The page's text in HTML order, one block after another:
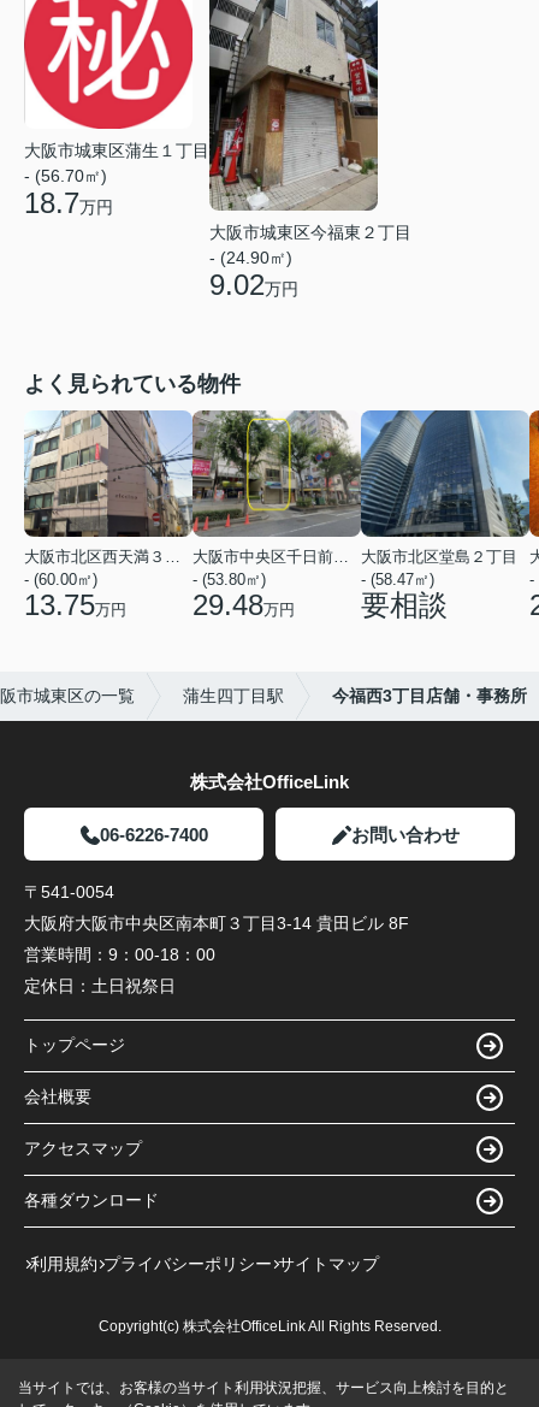
大阪市城東区蒲生１丁目
- (56.70㎡)
18.7万円
大阪市城東区今福東２丁目
- (24.90㎡)
9.02万円
よく見られている物件
- (60.00㎡)
13.75万円
- (53.80㎡)
29.48万円
大阪市北区堂島２丁目
- (58.47㎡)
要相談
-
市城東区の一覧 蒲生四丁目駅 今福西3丁目店舗・事務所
株式会社OfficeLink
06-6226-7400 お問い合わせ
〒541-0054
大阪府大阪市中央区南本町３丁目3-14 貴田ビル 8F
営業時間： 9：00-18：00
定休日： 土日祝祭日
トップページ
会社概要
アクセスマップ
各種ダウンロード
利用規約 プライバシーポリシー サイトマップ
Copyright(c) 株式会社OfficeLink All Rights Reserved.
当サイトでは、お客様の当サイト利用状況把握、サービス向上検討を目的と